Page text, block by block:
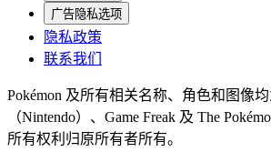
广告隐私选项
隐私政策
联系我们
Pokémon 及所有相关名称、角色和图像
（Nintendo）、Game Freak 及 The
所有权利归原所有者所有。